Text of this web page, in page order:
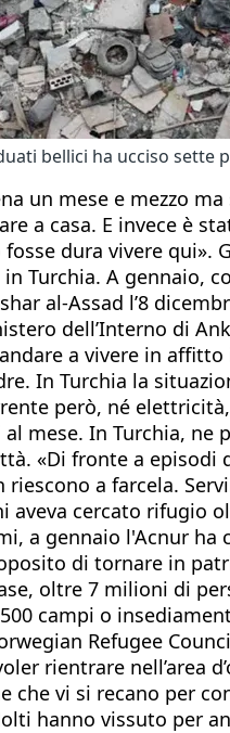
bellici ha ucciso sette
un mese e mezzo
a casa. E invece è
dura vivere
Turchia. A gennaio,
al-Assad l’8
dell’Interno di
a vivere in
In Turchia la
però, né
mese. In Turchia,
«Di fronte a
a farcela.
aveva cercato rifugio
a gennaio l'Acnur
di tornare in
oltre 7 milioni di
campi o
Refugee
rientrare nell’area
che vi si recano per
hanno vissuto per